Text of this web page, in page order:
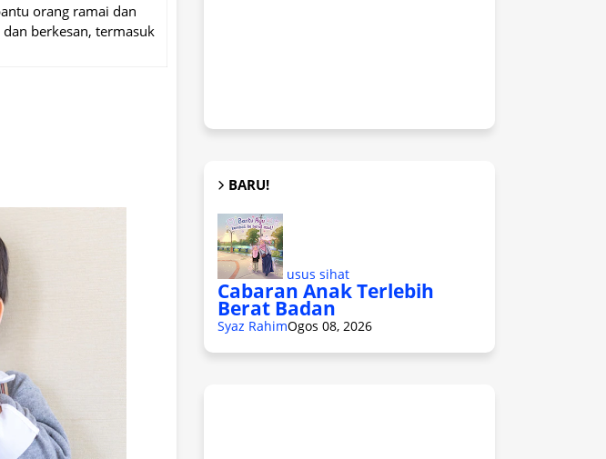
orang ramai dan
berkesan, termasuk
BARU!
usus sihat
Cabaran Anak Terlebih
Berat Badan
Syaz RahimOgos 08, 2026